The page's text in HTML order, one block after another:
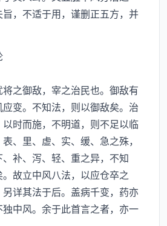
，不适于用，谨删正五方，并
之御敌，宰之治民也。御敌有
变。不知法，则以御敌矣。治
时而施，不明道，则不足以临
、里、虚、实、缓、急之殊，
补、泻、轻、重之异，不知
故立中风八法，以应仓卒之
详其法于后。盖病千变，药亦
中风。余于此首言之者，亦一